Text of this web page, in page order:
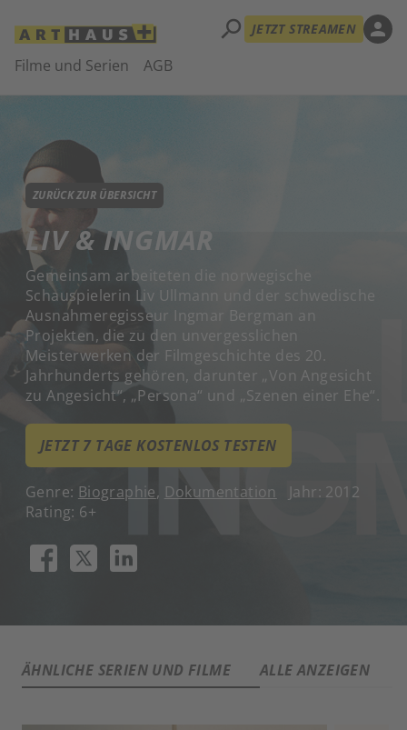
Filme und Serien AGB
search JETZT STREAMEN person
ZURÜCK ZUR ÜBERSICHT
LIV & INGMAR
Gemeinsam arbeiteten die norwegische
Schauspielerin Liv Ullmann und der schwedische
Ausnahmeregisseur Ingmar Bergman an
Projekten, die zu den unvergesslichen
Meisterwerken der Filmgeschichte des 20.
Jahrhunderts gehören, darunter „Von Angesicht
zu Angesicht“, „Persona“ und „Szenen einer Ehe“.
JETZT 7 TAGE KOSTENLOS TESTEN
Genre: Biographie, Dokumentation
Jahr: 2012
Rating: 6+
ÄHNLICHE SERIEN UND FILME ALLE ANZEIGEN